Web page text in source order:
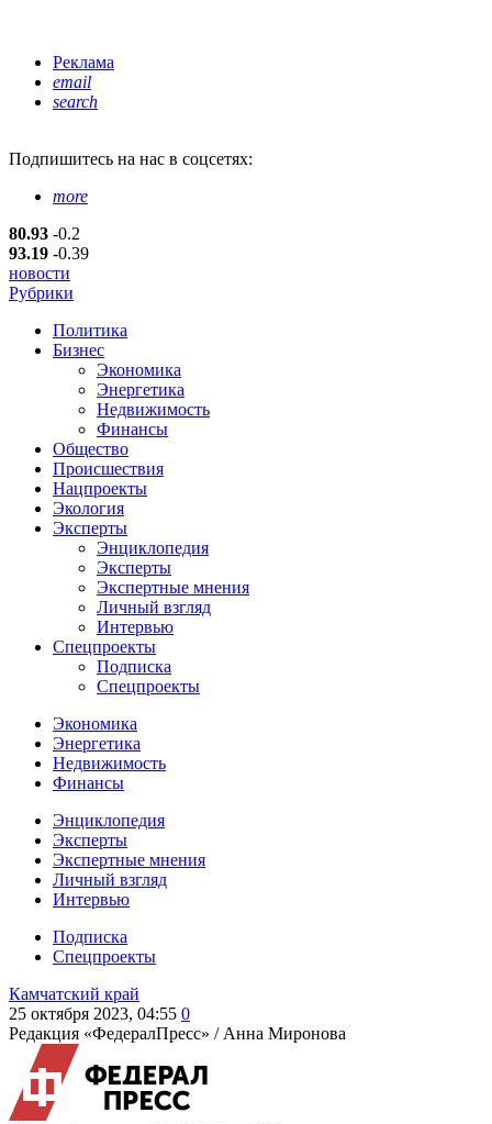
Реклама
email
search
Подпишитесь на нас в соцсетях:
more
80.93 -0.2
93.19 -0.39
новости
Рубрики
Политика
Бизнес
Экономика
Энергетика
Недвижимость
Финансы
Общество
Происшествия
Нацпроекты
Экология
Эксперты
Энциклопедия
Эксперты
Экспертные мнения
Личный взгляд
Интервью
Спецпроекты
Подписка
Спецпроекты
Экономика
Энергетика
Недвижимость
Финансы
Энциклопедия
Эксперты
Экспертные мнения
Личный взгляд
Интервью
Подписка
Спецпроекты
Камчатский край
25 октября 2023, 04:55 0
Редакция «ФедералПресс» / Анна Миронова